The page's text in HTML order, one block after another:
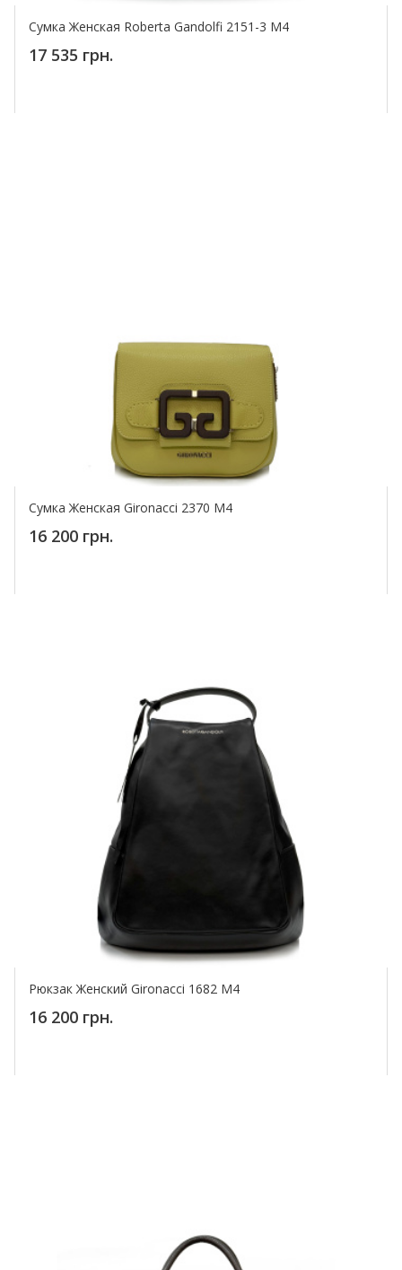
Сумка Женская Roberta Gandolfi 2151-3 M4
17 535 грн.
Сумка Женская Gironacci 2370 M4
16 200 грн.
Рюкзак Женский Gironacci 1682 M4
16 200 грн.